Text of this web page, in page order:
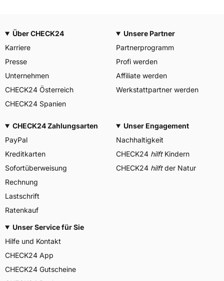
Über CHECK24
Karriere
Presse
Unternehmen
CHECK24 Österreich
CHECK24 Spanien
Unsere Partner
Partnerprogramm
Profi werden
Affiliate werden
Werkstattpartner werden
CHECK24 Zahlungsarten
PayPal
Kreditkarten
Sofortüberweisung
Rechnung
Lastschrift
Ratenkauf
Unser Engagement
Nachhaltigkeit
CHECK24 hilftKindern
CHECK24 hilftder Natur
Unser Service für Sie
Hilfe und Kontakt
CHECK24 App
CHECK24 Gutscheine